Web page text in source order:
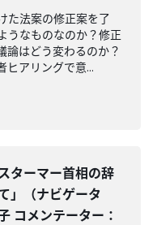
た法案の修正案を了
うなものなのか？修正
論はどう変わるのか？
ヒアリングで意...
ターマー首相の辞
」（ナビゲータ
コメンテーター：